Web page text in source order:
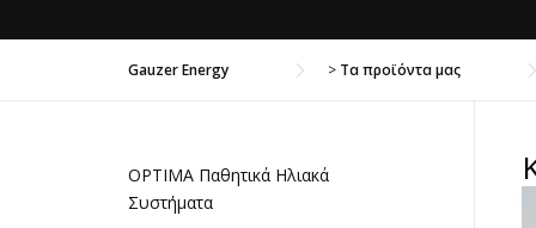
Gauzer Energy > Τα προϊόντα μας
OPTIMA Παθητικά Ηλιακά
Συστήματα